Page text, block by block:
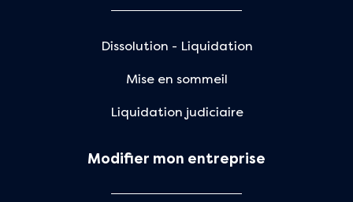
Dissolution - Liquidation
Mise en sommeil
Liquidation judiciaire
Modifier mon entreprise